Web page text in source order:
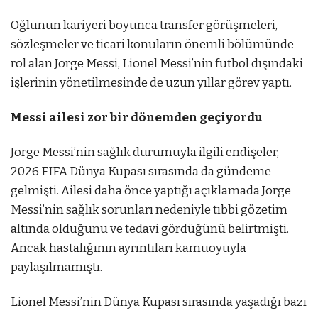
Oğlunun kariyeri boyunca transfer görüşmeleri,
sözleşmeler ve ticari konuların önemli bölümünde
rol alan Jorge Messi, Lionel Messi’nin futbol dışındaki
işlerinin yönetilmesinde de uzun yıllar görev yaptı.
Messi ailesi zor bir dönemden geçiyordu
Jorge Messi’nin sağlık durumuyla ilgili endişeler,
2026 FIFA Dünya Kupası sırasında da gündeme
gelmişti. Ailesi daha önce yaptığı açıklamada Jorge
Messi’nin sağlık sorunları nedeniyle tıbbi gözetim
altında olduğunu ve tedavi gördüğünü belirtmişti.
Ancak hastalığının ayrıntıları kamuoyuyla
paylaşılmamıştı.
Lionel Messi’nin Dünya Kupası sırasında yaşadığı bazı